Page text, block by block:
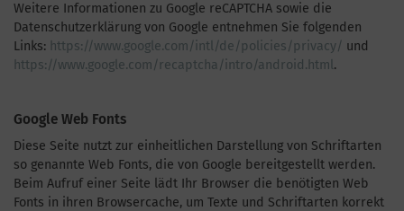
Weitere Informationen zu Google reCAPTCHA sowie die
Datenschutzerklärung von Google entnehmen Sie folgenden
Links: https://www.google.com/intl/de/policies/privacy/ und
https://www.google.com/recaptcha/intro/android.html .
Google Web Fonts
Diese Seite nutzt zur einheitlichen Darstellung von Schriftarten
so genannte Web Fonts, die von Google bereitgestellt werden.
Beim Aufruf einer Seite lädt Ihr Browser die benötigten Web
Fonts in ihren Browsercache, um Texte und Schriftarten korrekt